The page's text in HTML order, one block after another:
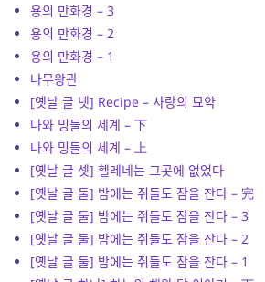
용의 만화경 – 3
용의 만화경 – 2
용의 만화경 – 1
나무왕관
[옛날 글 넷] Recipe – 사랑의 묘약
나와 밍들의 세계 – 下
나와 밍들의 세계 – 上
[옛날 글 셋] 헬레네는 그곳에 없었다
[옛날 글 둘] 밤에는 쥐들도 잠을 잔다 – 完
[옛날 글 둘] 밤에는 쥐들도 잠을 잔다 – 3
[옛날 글 둘] 밤에는 쥐들도 잠을 잔다 – 2
[옛날 글 둘] 밤에는 쥐들도 잠을 잔다 – 1